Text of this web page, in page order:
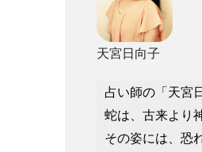
天宮日向子
占い師の「天宮
蛇は、古来より
その姿には、恐